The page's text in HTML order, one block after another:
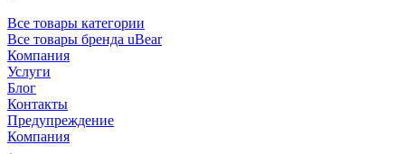
Все товары категории
Все товары бренда uBear
Компания
Услуги
Блог
Контакты
Предупреждение
Компания